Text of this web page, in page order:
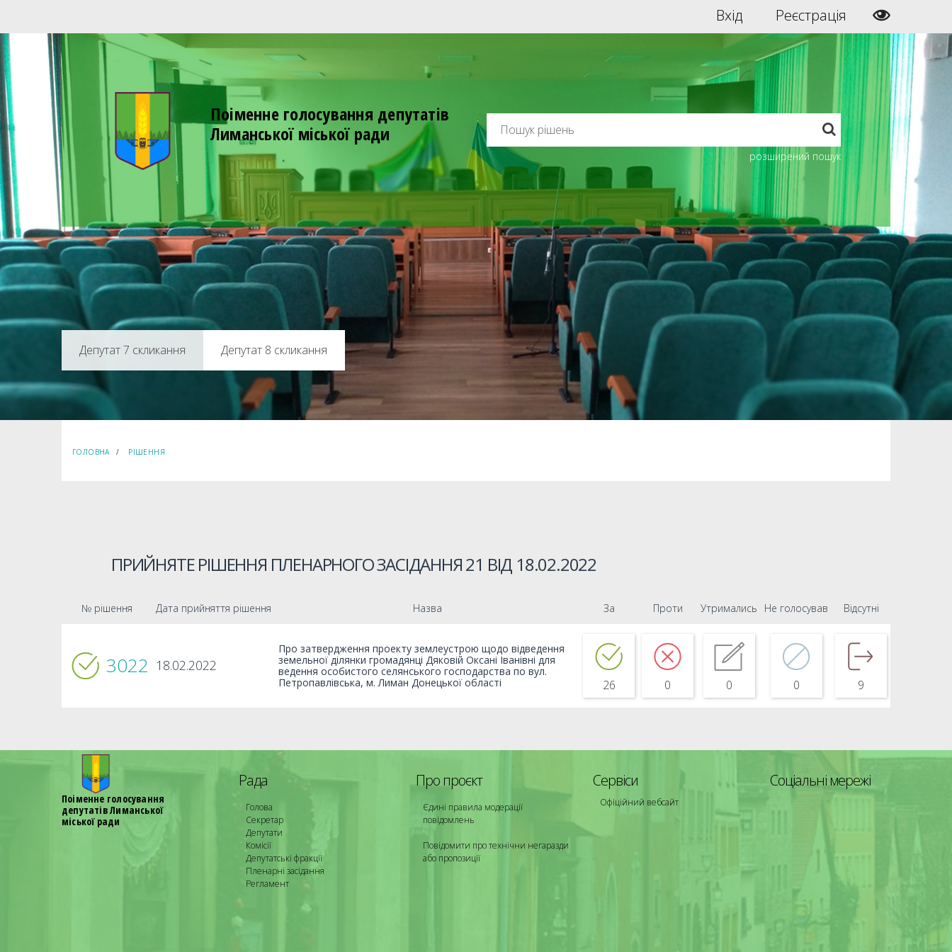
Вхід Реєстрація
Поіменне голосування депутатів
Лиманської міської ради
розширений пошук
Депутат 8 скликання
ГОЛОВНА РІШЕННЯ
ПРИЙНЯТЕ РІШЕННЯ ПЛЕНАРНОГО ЗАСІДАННЯ 21 ВІД 18.02.2022
№ рішення Дата прийняття рішення Назва За Проти Утримались Не голосував Відсутні
3022 18.02.2022
Про затвердження проекту землеустрою щодо відведення
земельної ділянки громадянці Дяковій Оксані Іванівні для
ведення особистого селянського господарства по вул.
Петропавлівська, м. Лиман Донецької області
26 0 0 0 9
Поіменне голосування
депутатів Лиманської
міської ради
Рада
Голова
Секретар
Депутати
Комісії
Депутатські фракції
Пленарні засідання
Регламент
Про проєкт
Єдині правила модерації
повідомлень
Повідомити про технічни негаразди
або пропозиції
Сервіси
Офіційний вебсайт
Соціальні мережі